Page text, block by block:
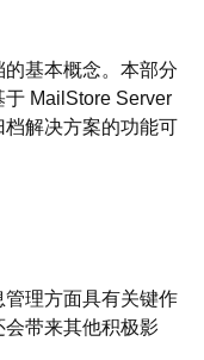
基本概念。本部分
于 MailStore Server
解决方案的功能可
理方面具有关键作
会带来其他积极影